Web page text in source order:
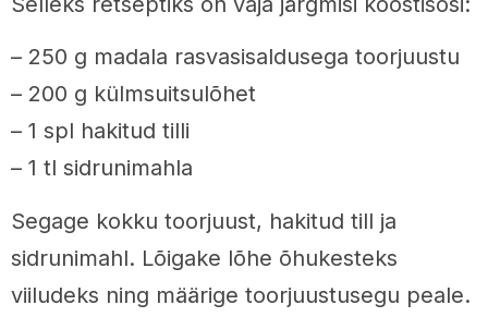
– 250 g madala rasvasisaldusega toorjuustu
– 200 g külmsuitsulõhet
– 1 spl hakitud tilli
– 1 tl sidrunimahla
Segage kokku toorjuust, hakitud till ja
sidrunimahl. Lõigake lõhe õhukesteks
viiludeks ning määrige toorjuustusegu peale.